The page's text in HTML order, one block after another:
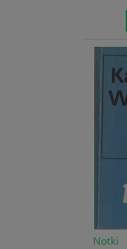
Notki